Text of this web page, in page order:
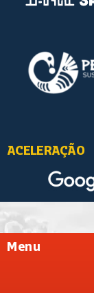
ACELERAÇÃO
Menu